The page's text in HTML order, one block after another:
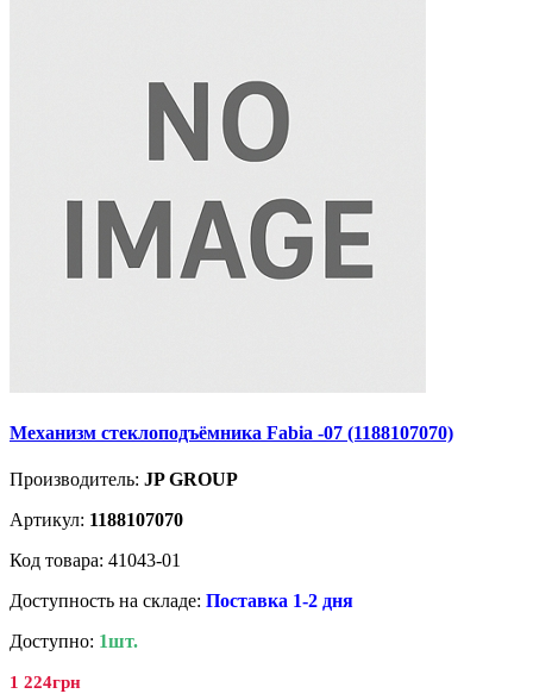
Механизм стеклоподъёмника Fabia -07 (1188107070)
Производитель: JP GROUP
Артикул: 1188107070
Код товара: 41043-01
Доступность на складе: Поставка 1-2 дня
Доступно: 1шт.
1 224грн